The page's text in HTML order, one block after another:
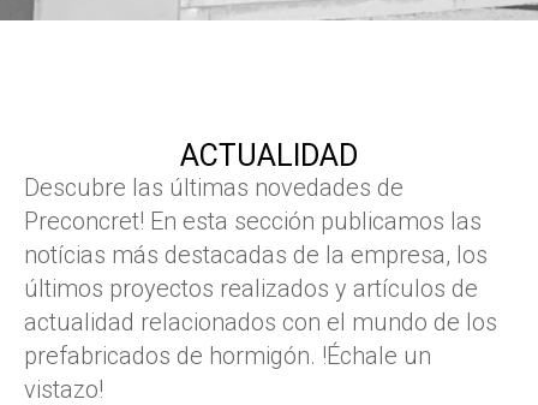
ACTUALIDAD
Descubre las últimas novedades de
Preconcret! En esta sección publicamos las
notícias más destacadas de la empresa, los
últimos proyectos realizados y artículos de
actualidad relacionados con el mundo de los
prefabricados de hormigón. !Échale un
vistazo!